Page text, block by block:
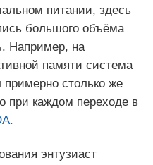
питании, здесь
большого объёма
Например, на
памяти система
примерно столько же
при каждом переходе в
энтузиаст